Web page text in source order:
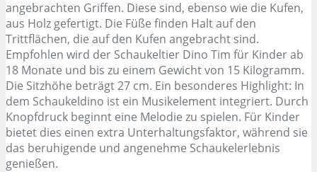
angebrachten Griffen. Diese sind, ebenso wie die Kufen,
aus Holz gefertigt. Die Füße finden Halt auf den
Trittflächen, die auf den Kufen angebracht sind.
Empfohlen wird der Schaukeltier Dino Tim für Kinder ab
18 Monate und bis zu einem Gewicht von 15 Kilogramm.
Die Sitzhöhe beträgt 27 cm. Ein besonderes Highlight: In
dem Schaukeldino ist ein Musikelement integriert. Durch
Knopfdruck beginnt eine Melodie zu spielen. Für Kinder
bietet dies einen extra Unterhaltungsfaktor, während sie
das beruhigende und angenehme Schaukelerlebnis
genießen.